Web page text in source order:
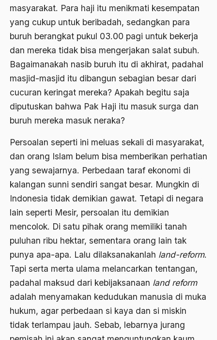
masyarakat. Para haji itu menikmati kesempatan
yang cukup untuk beribadah, sedangkan para
buruh berangkat pukul 03.00 pagi untuk bekerja
dan mereka tidak bisa mengerjakan salat subuh.
Bagaimanakah nasib buruh itu di akhirat, padahal
masjid-masjid itu dibangun sebagian besar dari
cucuran keringat mereka? Apakah begitu saja
diputuskan bahwa Pak Haji itu masuk surga dan
buruh mereka masuk neraka?
Persoalan seperti ini meluas sekali di masyarakat,
dan orang Islam belum bisa memberikan perhatian
yang sewajarnya. Perbedaan taraf ekonomi di
kalangan sunni sendiri sangat besar. Mungkin di
Indonesia tidak demikian gawat. Tetapi di negara
lain seperti Mesir, persoalan itu demikian
mencolok. Di satu pihak orang memiliki tanah
puluhan ribu hektar, sementara orang lain tak
punya apa-apa. Lalu dilaksanakanlah land-reform.
Tapi serta merta ulama melancarkan tentangan,
padahal maksud dari kebijaksanaan land reform
adalah menyamakan kedudukan manusia di muka
hukum, agar perbedaan si kaya dan si miskin
tidak terlampau jauh. Sebab, lebarnya jurang
1999
1998
1996
1995
1993
1991
1990
1988
1987
1985
1984
1982
abu jihad
Abu Zayd
Aceh
Ad-daulah
Adagium
Adaptif Islam
adat
Adat dan Syari'at
Adat Ngada
Adat Pra-Islam
Adat Siri
Adil dan Makmur
Adipati Unus
Administrasi Negara
Adnan Buyung Nasution
Adopsi